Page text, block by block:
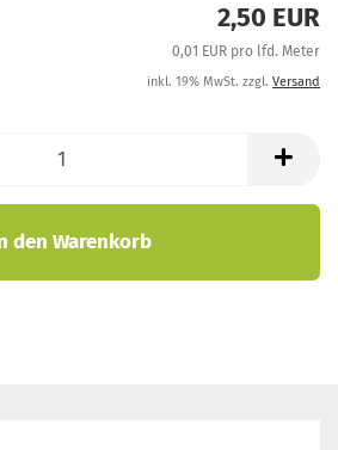
2,50 EUR
0,01 EUR pro lfd. Meter
inkl. 19% MwSt. zzgl. Versand
den Warenkorb